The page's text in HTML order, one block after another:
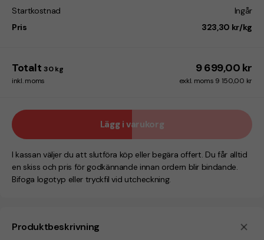
Produktbeskrivning
Startkostnad
Ingår
Pris
323,30 kr/kg
Totalt 30 kg 9 699,00 kr
inkl. moms exkl. moms 9 150,00 kr
Lägg i varukorg
I kassan väljer du att slutföra köp eller begära offert. Du får alltid
en skiss och pris för godkännande innan ordern blir bindande.
Bifoga logotyp eller tryckfil vid utcheckning.